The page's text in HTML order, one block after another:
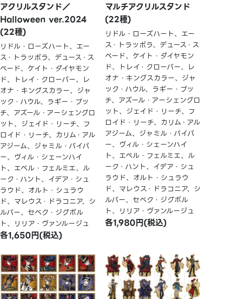
アクリルスタンド／
Halloween ver.2024
(22種)
リドル・ローズハート、エー
ス・トラッポラ、デュース・ス
ペード、ケイト・ダイヤモン
ド、トレイ・クローバー、レ
オナ・キングスカラー、ジャ
ック・ハウル、ラギー・ブッ
チ、アズール・アーシェングロ
ット、ジェイド・リーチ、フ
ロイド・リーチ、カリム・アル
アジーム、ジャミル・バイパ
ー、ヴィル・シェーンハイ
ト、エペル・フェルミエ、ル
ーク・ハント、イデア・シュ
ラウド、オルト・シュラウ
ド、マレウス・ドラコニア、シ
ルバー、セベク・ジグボル
ト、リリア・ヴァンルージュ
各1,650円(税込)
マルチアクリルスタンド
(22種)
リドル・ローズハート、エー
ス・トラッポラ、デュース・ス
ペード、ケイト・ダイヤモン
ド、トレイ・クローバー、レ
オナ・キングスカラー、ジャ
ック・ハウル、ラギー・ブッ
チ、アズール・アーシェングロ
ット、ジェイド・リーチ、フ
ロイド・リーチ、カリム・アル
アジーム、ジャミル・バイパ
ー、ヴィル・シェーンハイ
ト、エペル・フェルミエ、ル
ーク・ハント、イデア・シュ
ラウド、オルト・シュラウ
ド、マレウス・ドラコニア、シ
ルバー、セベク・ジグボル
ト、リリア・ヴァンルージュ
各1,980円(税込)